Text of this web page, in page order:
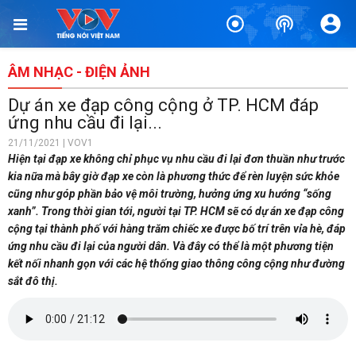
ÂM NHẠC - ĐIỆN ẢNH
Dự án xe đạp công cộng ở TP. HCM đáp
ứng nhu cầu đi lại...
21/11/2021 | VOV1
Hiện tại đạp xe không chỉ phục vụ nhu cầu đi lại đơn thuần như trước
kia nữa mà bây giờ đạp xe còn là phương thức để rèn luyện sức khỏe
cũng như góp phần bảo vệ môi trường, hưởng ứng xu hướng “sống
xanh”. Trong thời gian tới, người tại TP. HCM sẽ có dự án xe đạp công
cộng tại thành phố với hàng trăm chiếc xe được bố trí trên vỉa hè, đáp
ứng nhu cầu đi lại của người dân. Và đây có thể là một phương tiện
kết nối nhanh gọn với các hệ thống giao thông công cộng như đường
sắt đô thị.